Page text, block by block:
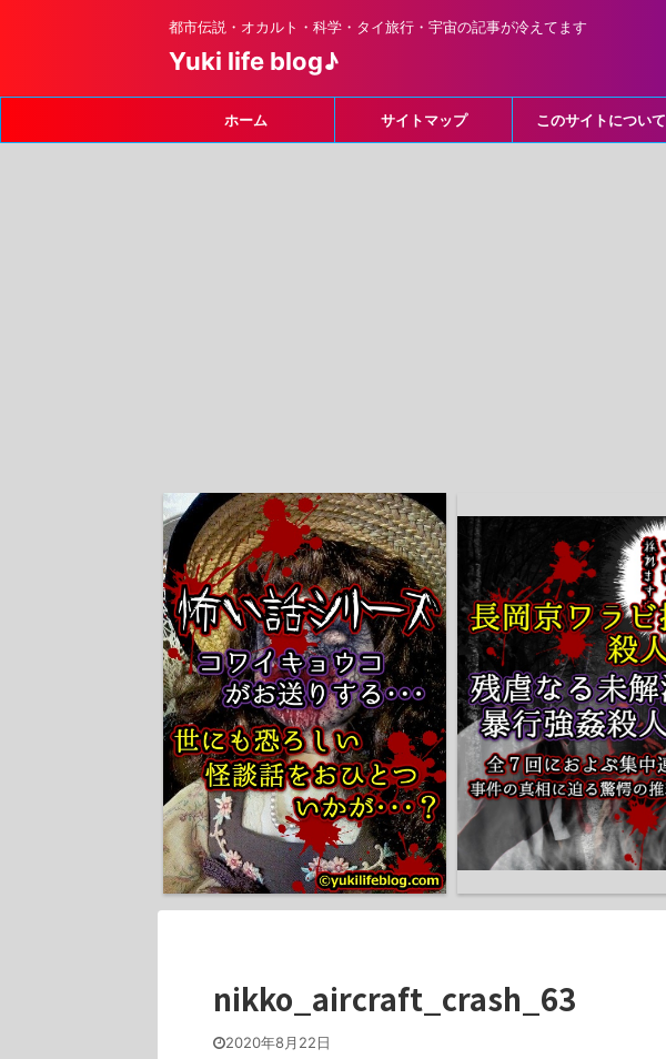
都市伝説・オカルト・科学・タイ旅行・宇宙の記事が冷えてます
Yuki life blog♪
ホーム サイトマップ このサイトについて
nikko_aircraft_crash_63
2020年8月22日